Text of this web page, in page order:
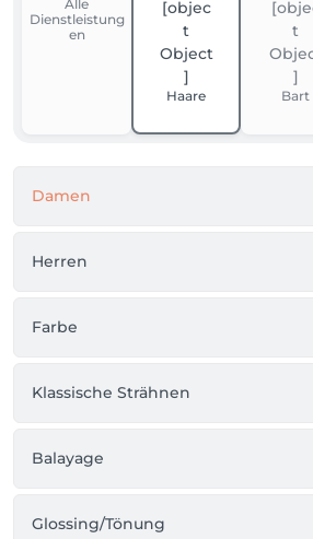
Alle
Dienstleistung
en
Haare Bart
Damen
Herren
Farbe
Klassische Strähnen
Balayage
Glossing/Tönung